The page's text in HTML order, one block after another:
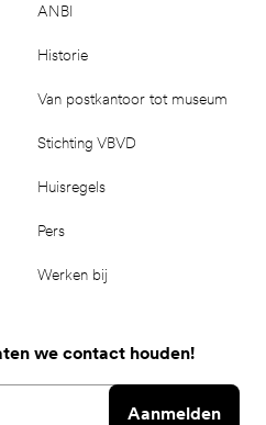
ANBI
Historie
Van postkantoor tot museum
Stichting VBVD
Huisregels
Pers
Werken bij
we contact houden!
Aanmelden